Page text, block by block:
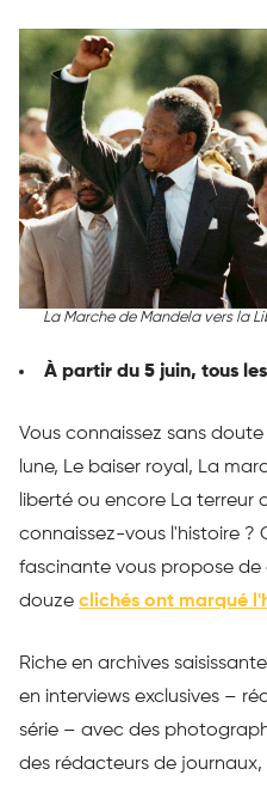
La Marche de Mandela vers la
À partir du 5 juin, tous
Vous connaissez sans
lune, Le baiser royal, La
liberté ou encore La terreur
connaissez-vous l'histoire ?
fascinante vous propose
douze clichés ont marqué
Riche en archives
en interviews exclusives –
série – avec des
des rédacteurs de journaux,